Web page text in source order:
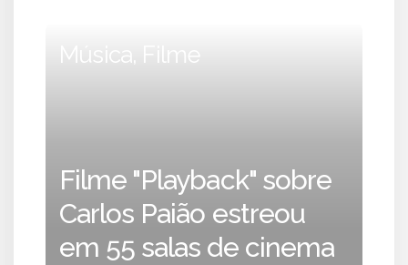
Música, Filme
Filme "Playback" sobre
Carlos Paião estreou
em 55 salas de cinema